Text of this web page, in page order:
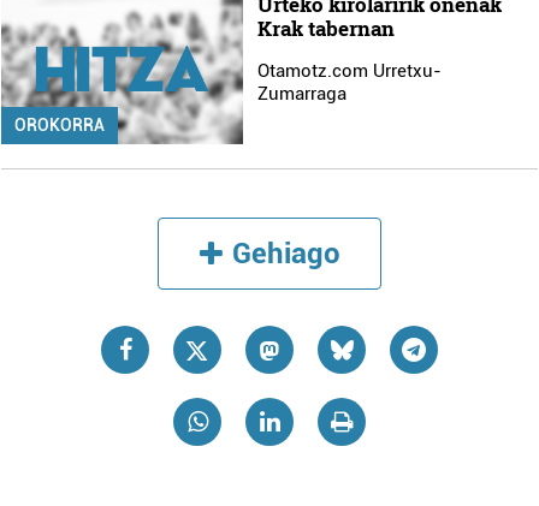
OROKORRA
Krak tabernan
Otamotz.com Urretxu-
Zumarraga
Gehiago